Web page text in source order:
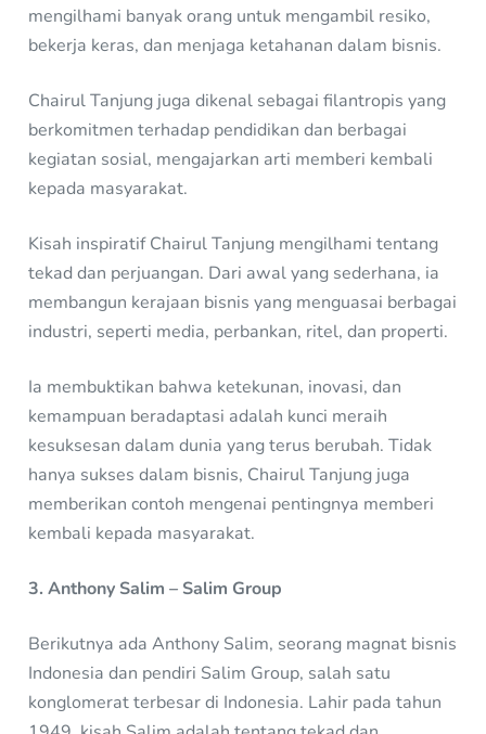
mengilhami banyak orang untuk mengambil resiko,
bekerja keras, dan menjaga ketahanan dalam bisnis.
Chairul Tanjung juga dikenal sebagai filantropis yang
berkomitmen terhadap pendidikan dan berbagai
kegiatan sosial, mengajarkan arti memberi kembali
kepada masyarakat.
Kisah inspiratif Chairul Tanjung mengilhami tentang
tekad dan perjuangan. Dari awal yang sederhana, ia
membangun kerajaan bisnis yang menguasai berbagai
industri, seperti media, perbankan, ritel, dan properti.
Ia membuktikan bahwa ketekunan, inovasi, dan
kemampuan beradaptasi adalah kunci meraih
kesuksesan dalam dunia yang terus berubah. Tidak
hanya sukses dalam bisnis, Chairul Tanjung juga
memberikan contoh mengenai pentingnya memberi
kembali kepada masyarakat.
3. Anthony Salim – Salim Group
Berikutnya ada Anthony Salim, seorang magnat bisnis
Indonesia dan pendiri Salim Group, salah satu
konglomerat terbesar di Indonesia. Lahir pada tahun